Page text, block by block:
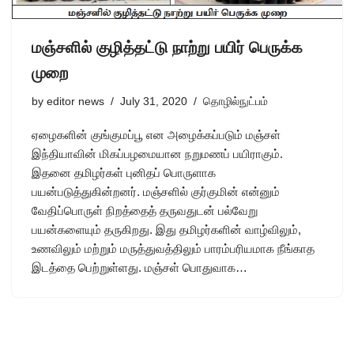
மஞ்சளில் குழித்தட்டு நாற்று பயிர் பெருக்க
முறை
by editor news July 31, 2020 தொழில்நுட்பம்
ஏழைகளின் குங்குமப்பூ என அழைக்கப்படும் மஞ்சள்
இந்தியாவின் மிகப்பழமையான நறுமணப் பயிராகும்.
இதனை தமிழர்கள் புனிதப் பொருளாக
பயன்படுத்துகின்றனர். மஞ்சளில் குர்குமின் என்னும்
வேதிப்பொருள் நிறத்தைத் தருவதுடன் பல்வேறு
பயன்களையும் தருகிறது. இது தமிழர்களின் வாழ்விலும்,
உணவிலும் மற்றும் மருத்துவத்திலும் பாரம்பரியமாக நீங்காத
இடத்தை பெற்றுள்ளது. மஞ்சள் பொதுவாக…